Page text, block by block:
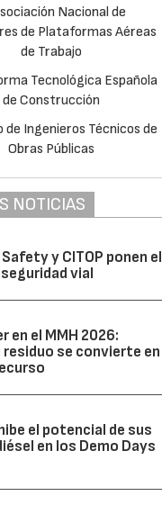
NOTICIAS
Safety y CITOP ponen el
vial
en el MMH 2026:
residuo se convierte en
el potencial de sus
en los Demo Days